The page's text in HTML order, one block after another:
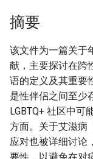
摘要
该文件为一篇关于
献，主要探讨在跨
语的定义及其重要
是性伴侣之间至少
LGBTQ+ 社区中可
方面。关于艾滋病
应对也被详细讨论